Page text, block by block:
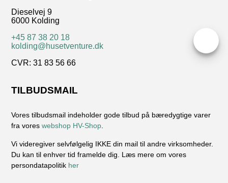
Dieselvej 9
6000 Kolding
+45 87 38 20 18
kolding@husetventure.dk
CVR: 31 83 56 66
TILBUDSMAIL
Vores tilbudsmail indeholder gode tilbud på bæredygtige varer
fra voreswebshop HV-Shop
Vi videregiver selvfølgelig IKKE din mail til andre virksomheder.
Du kan til enhver tid framelde dig. Læs mere om vores
persondatapolitik her